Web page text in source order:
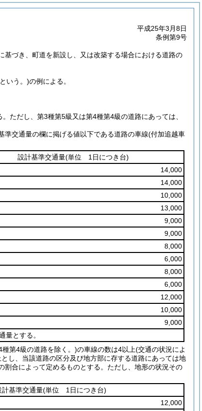
平成25年3月8日
条例第9号
基づき、町道を新設し、又は改築する場合における道路の
いう。)の例による。
ただし、第3種第5級又は第4種第4級の道路にあっては、
準交通量の欄に掲げる値以下である道路の車線(付加追越車
設計基準交通量(単位 1日につき台)
14,000
14,000
10,000
13,000
9,000
9,000
8,000
6,000
8,000
6,000
12,000
10,000
9,000
量とする。
第4級の道路を除く。)の車線の数は4以上(交通の状況によ
し、当該道路の区分及び地方部に存する道路にあっては地
合によって定めるものとする。 ただし、地形の状況その
計基準交通量(単位 1日につき台)
12,000